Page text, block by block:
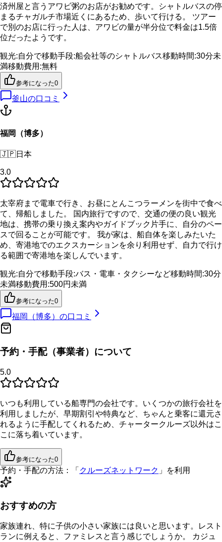
済州屋と言うアワビ粥のお店がお勧めです。シャトルバスの停
まるチャガルチ市場近くにあるため、歩いて行ける。 ツアー
で別のお店に行った人は、アワビの量が半分位で料金は1.5倍
位だったようです。
観光:自分で移動手段:船会社等のシャトルバス移動時間:30分未
満移動費用 :無料
参考になった0
釜山の口コミ
福岡（博多）
🇯🇵日本
3.0
太宰府まで電車で行き、お昼にとんこつラーメンを街中で食べ
て、帰船しました。 国内旅行ですので、交通の便の良い観光
地は、携帯の乗り換え案内やガイドブック片手に、自分のペー
スで回ることが可能です。 我が家は、船自体を楽しみたいた
め、寄港地でのエクスカーションを余り利用せず、自力で行け
る範囲で寄港地を楽しんでいます。
観光:自分で移動手段:バス・電車・タクシーなど移動時間:30分
未満移動費用 :500円未満
参考になった0
福岡（博多） の口コミ
予約・手配（事業者）について
5.0
いつも利用している船専門の会社です。いくつかの旅行会社を
利用しましたが、早期割引や特典など、ちゃんと乗客に還元さ
れるように手配してくれるため、チャータークルーズ以外はこ
こに落ち着いています。
参考になった0
予約・手配の方法： 「 クルーズネットワーク 」を利用
おすすめの方
家族連れ、特に子供の小さい家族には良いと思います。レスト
ランに例えると、ファミレスと言う感じでしょうか。 カジュ